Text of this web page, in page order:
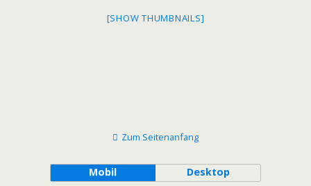
[SHOW THUMBNAILS]
Zum Seitenanfang
Mobil Desktop